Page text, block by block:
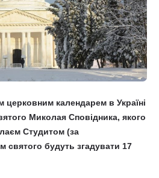
церковним календарем в Україні
Миколая Сповідника, якого
Студитом (за
святого будуть згадувати 17